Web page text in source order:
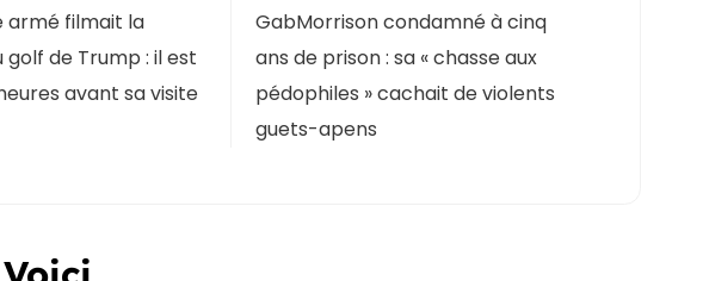
armé filmait la
golf de Trump : il est
avant sa visite
GabMorrison condamné à cinq
ans de prison : sa « chasse aux
pédophiles » cachait de violents
guets-apens